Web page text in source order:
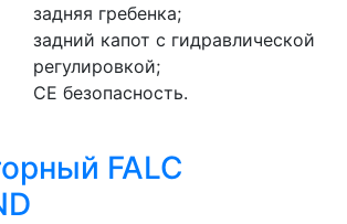
задняя гребенка;
задний капот с гидравлической
регулировкой;
CE безопасность.
FALC